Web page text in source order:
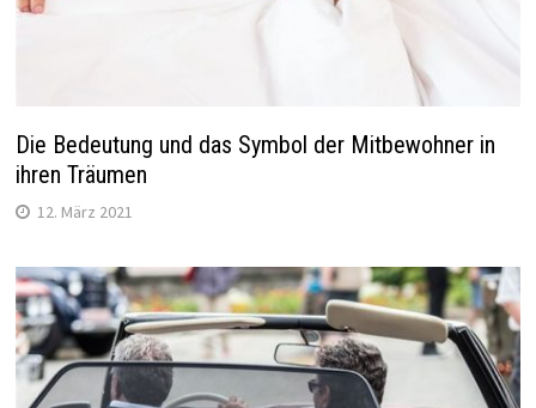
Die Bedeutung und das Symbol der Mitbewohner in
ihren Träumen
12. März 2021